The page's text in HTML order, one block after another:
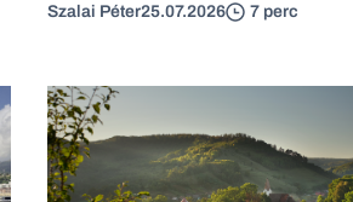
Szalai Péter25.07.2026 7 perc